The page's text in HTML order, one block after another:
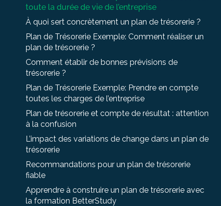
toute la durée de vie de l’entreprise
À quoi sert concrètement un plan de trésorerie ?
Plan de Trésorerie Exemple: Comment réaliser un
plan de trésorerie ?
Comment établir de bonnes prévisions de
trésorerie ?
Plan de Trésorerie Exemple: Prendre en compte
toutes les charges de l’entreprise
Plan de trésorerie et compte de résultat : attention
à la confusion
L’impact des variations de change dans un plan de
trésorerie
Recommandations pour un plan de trésorerie
fiable
Apprendre à construire un plan de trésorerie avec
la formation BetterStudy